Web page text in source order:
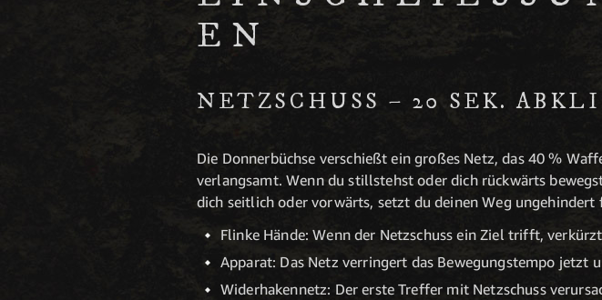
N
NETZSCHUSS – 20 SEK.
Die Donnerbüchse verschießt ein großes Netz, das 40 %
verlangsamt. Wenn du stillstehst oder dich rückwärts
dich seitlich oder vorwärts, setzt du deinen Weg ungehindert
Flinke Hände: Wenn der Netzschuss ein Ziel trifft,
Apparat: Das Netz verringert das Bewegungstempo jetzt
Widerhakennetz: Der erste Treffer mit Netzschuss